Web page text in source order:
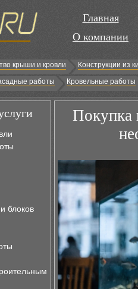
Главная
О компании
крыши и кровли
Конструкции из
работы Кровельные работы
блоков
Покупка